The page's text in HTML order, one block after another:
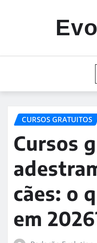
CURSOS GRATUITOS
Cursos
cães: o
em